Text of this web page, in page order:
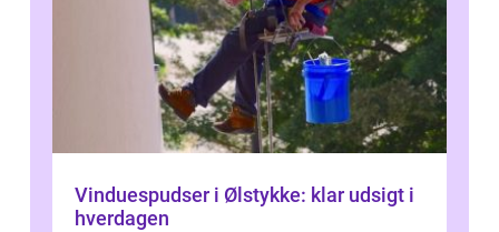
Vinduespudser i Ølstykke: klar udsigt i
hverdagen